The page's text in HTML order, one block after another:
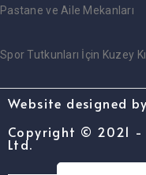
Pastane ve Aile Mekanları
Spor Tutkunları İçin Kuzey
Website designed
Copyright © 2021 -
Ltd.